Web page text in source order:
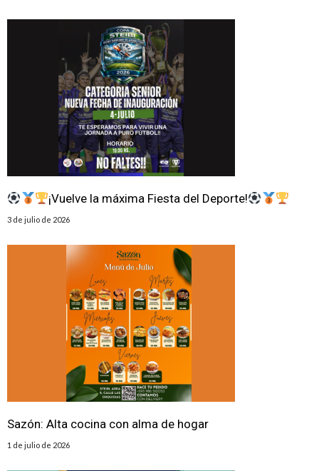
¡Vuelve la máxima Fiesta del Deporte!
3 de julio de 2026
Sazón: Alta cocina con alma de hogar
1 de julio de 2026